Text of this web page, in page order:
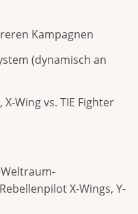
Kampagnen
(dynamisch an
Wing vs. TIE Fighter
X-Wings, Y-